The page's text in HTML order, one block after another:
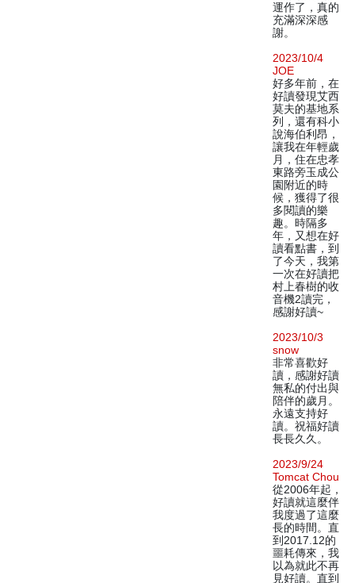
運作了，真的
充滿深深感
謝。
2023/10/4
JOE
好多年前，在
好讀發現艾西
莫夫的基地系
列，還有科小
說海伯利昂，
讓我在年輕歲
月，住在忠孝
東路旁玉成公
園附近的時
候，獲得了很
多閱讀的樂
趣。時隔多
年，又想在好
讀看點書，到
了今天，我第
一次在好讀把
村上春樹的收
音機2讀完，
感謝好讀~
2023/10/3
snow
非常喜歡好
讀，感謝好讀
無私的付出與
陪伴的歲月。
永遠支持好
讀。祝福好讀
長長久久。
2023/9/24
Tomcat Chou
從2006年起，
好讀就這麼伴
我度過了這麼
長的時間。直
到2017.12的
噩耗傳來，我
以為就此不再
見好讀。直到